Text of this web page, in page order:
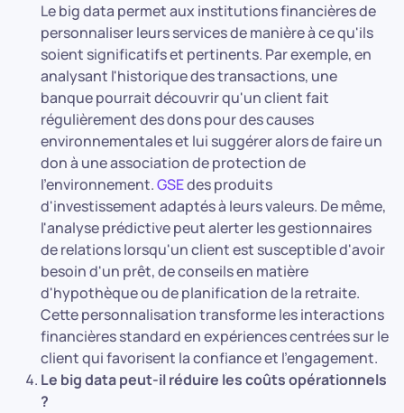
Le big data permet aux institutions financières de
personnaliser leurs services de manière à ce qu'ils
soient significatifs et pertinents. Par exemple, en
analysant l'historique des transactions, une
banque pourrait découvrir qu'un client fait
régulièrement des dons pour des causes
environnementales et lui suggérer alors de faire un
don à une association de protection de
l'environnement.GSEdes produits
d'investissement adaptés à leurs valeurs. De même,
l'analyse prédictive peut alerter les gestionnaires
de relations lorsqu'un client est susceptible d'avoir
besoin d'un prêt, de conseils en matière
d'hypothèque ou de planification de la retraite.
Cette personnalisation transforme les interactions
financières standard en expériences centrées sur le
client qui favorisent la confiance et l'engagement.
Le big data peut-il réduire les coûts opérationnels
?